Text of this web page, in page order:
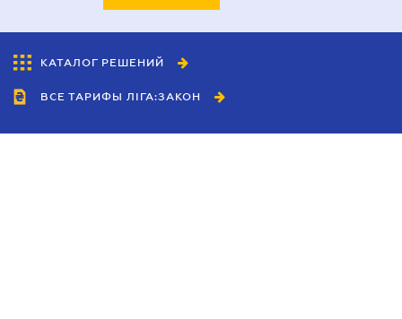
КАТАЛОГ РЕШЕНИЙ
ВСЕ ТАРИФЫ ЛІГА:ЗАКОН